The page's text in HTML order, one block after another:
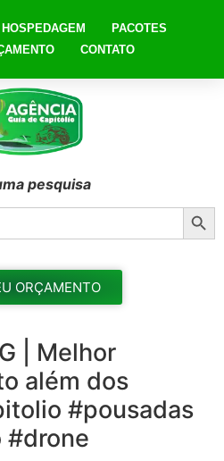
HOSPEDAGEM
PACOTES
CONTATO
pesquisa
ORÇAMENTO
| Melhor
além dos
#pousadas
#drone